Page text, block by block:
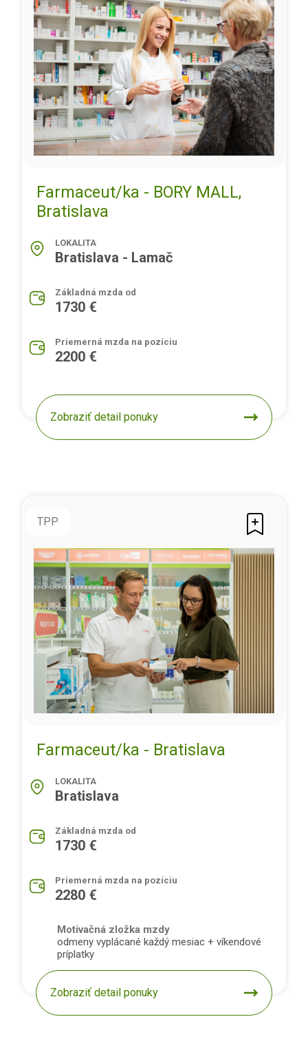
Farmaceut/ka - BORY MALL,
Bratislava
LOKALITA
Bratislava - Lamač
Základná mzda od
1730 €
Priemerná mzda na pozíciu
2200 €
Zobraziť detail ponuky
TPP
Farmaceut/ka - Bratislava
LOKALITA
Bratislava
Základná mzda od
1730 €
Priemerná mzda na pozíciu
2280 €
Motivačná zložka mzdy
odmeny vyplácané každý mesiac + víkendové
príplatky
Zobraziť detail ponuky